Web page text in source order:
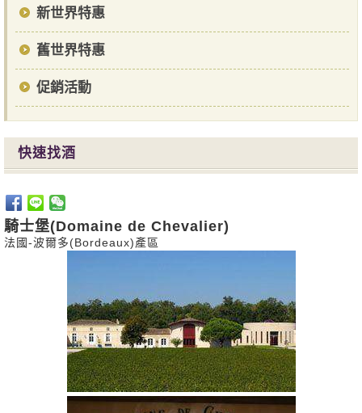
新世界特惠
舊世界特惠
促銷活動
快速找酒
騎士堡(Domaine de Chevalier)
法國-波爾多(Bordeaux)產區